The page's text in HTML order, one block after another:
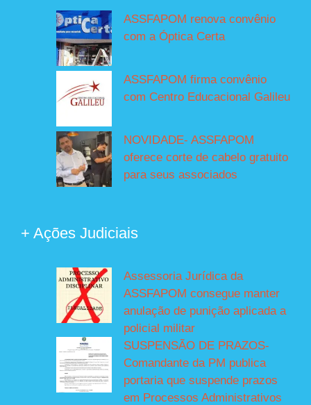
ASSFAPOM renova convênio
com a Óptica Certa
ASSFAPOM firma convênio
com Centro Educacional Galileu
NOVIDADE- ASSFAPOM
oferece corte de cabelo gratuito
para seus associados
+ Ações Judiciais
Assessoria Jurídica da
ASSFAPOM consegue manter
anulação de punição aplicada a
policial militar
SUSPENSÃO DE PRAZOS-
Comandante da PM publica
portaria que suspende prazos
em Processos Administrativos